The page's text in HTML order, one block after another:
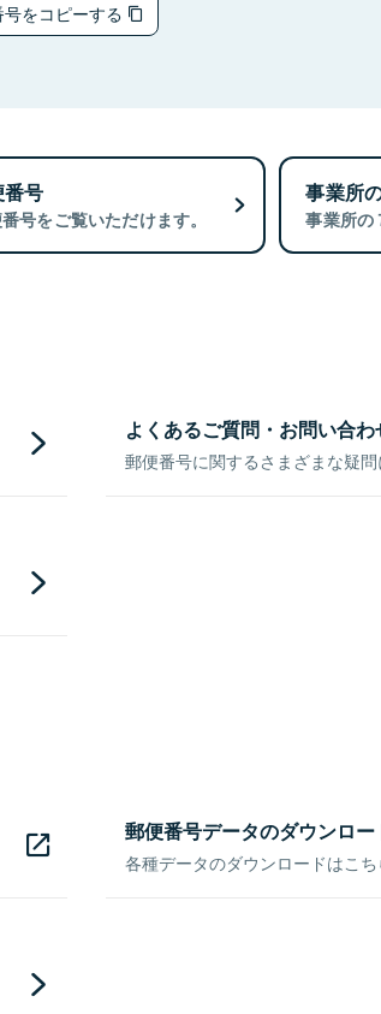
をコピーする
号
号をご覧いただけます。
事業所
事業所の
よくあるご質問・お問い合わ
郵便番号に関するさまざまな疑問
郵便番号データのダウンロー
各種データのダウンロードはこ